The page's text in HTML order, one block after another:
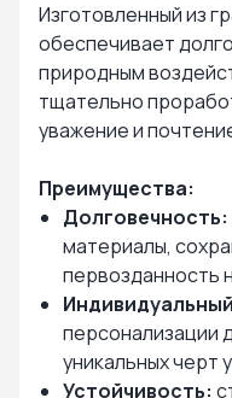
Изготовленный из
обеспечивает
природным
тщательно
уважение и
Преимущества:
Долговечность:
материалы,
первозданность
персонализации
уникальных черт
Устойчивость: